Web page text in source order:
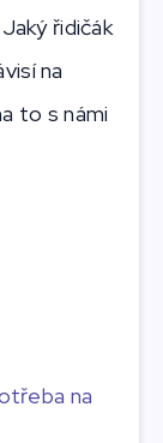
řidičák
na
to s námi
na